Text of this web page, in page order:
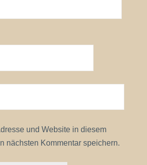
und Website in diesem
nächsten Kommentar speichern.